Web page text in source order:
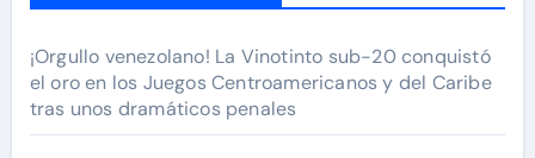
¡Orgullo venezolano! La Vinotinto sub-20 conquistó
el oro en los Juegos Centroamericanos y del Caribe
tras unos dramáticos penales